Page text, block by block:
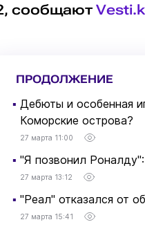
сообщают
ПРОДОЛЖЕНИЕ
▪ Дебюты и особенная
Коморские острова?
27 марта 11:00
▪ "Я позвонил
27 марта 13:12
▪ "Реал" отказался от
27 марта 15:41